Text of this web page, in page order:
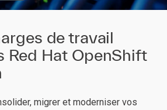
de travail
Red Hat OpenShift
migrer et moderniser vos